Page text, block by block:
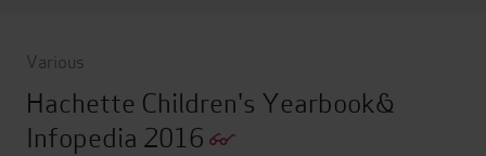
Various
Hachette Children's Yearbook&
Infopedia 2016